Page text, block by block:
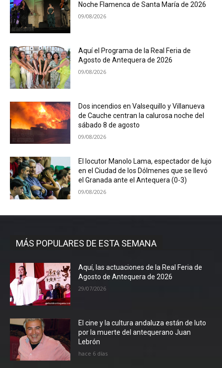
Noche Flamenca de Santa María de 2026
09/08/2026
Aquí el Programa de la Real Feria de
Agosto de Antequera de 2026
09/08/2026
Dos incendios en Valsequillo y Villanueva
de Cauche centran la calurosa noche del
sábado 8 de agosto
09/08/2026
El locutor Manolo Lama, espectador de lujo
en el Ciudad de los Dólmenes que se llevó
el Granada ante el Antequera (0-3)
09/08/2026
MÁS POPULARES DE ESTA SEMANA
Aquí, las actuaciones de la Real Feria de
Agosto de Antequera de 2026
29/07/2026
El cine y la cultura andaluza están de luto
por la muerte del antequerano Juan
Lebrón
hace 6 días